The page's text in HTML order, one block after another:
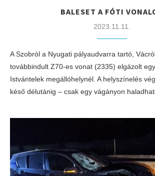
BALESET A FÓTI
2023.11.11.
A Szobról a Nyugati pályaudvarra tartó,
továbbindult Z70-es vonat (2335) elgázolt
Istvántelek megállóhelynél. A helyszínelés
késő délutánig – csak egy vágányon